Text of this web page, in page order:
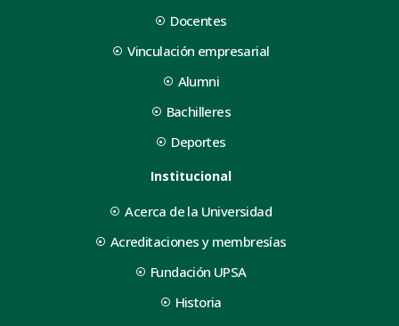
Docentes
Vinculación empresarial
Alumni
Bachilleres
Deportes
Institucional
Acerca de la Universidad
Acreditaciones y membresías
Fundación UPSA
Historia